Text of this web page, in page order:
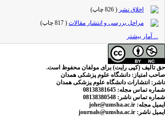
اخلاق نشر (
)
مراحل بررسی و انتشار مقالات (
)
... آمار بیشتر
حق تالیف (کپی رایت) برای مولفان محفوظ است.
صاحب امتیاز: دانشگاه علوم پزشکی همدان
ناشر: انتشارات دانشگاه علوم پزشکی همدان
شماره تماس مجله: 08138381645
شماره تماس ناشر:
ایمیل مجله:
ایمیل ناشر: